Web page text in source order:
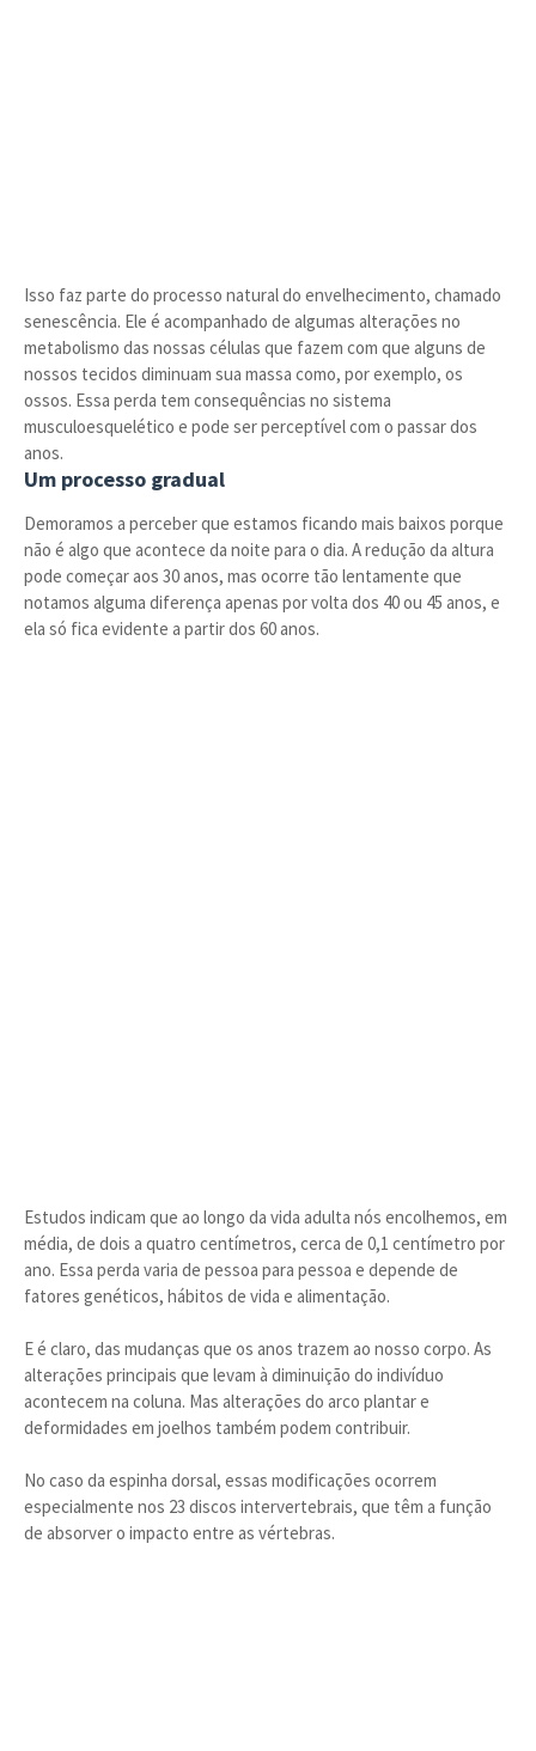
Isso faz parte do processo natural do envelhecimento, chamado
senescência. Ele é acompanhado de algumas alterações no
metabolismo das nossas células que fazem com que alguns de
nossos tecidos diminuam sua massa como, por exemplo, os
ossos. Essa perda tem consequências no sistema
musculoesquelético e pode ser perceptível com o passar dos
anos.
Um processo gradual
Demoramos a perceber que estamos ficando mais baixos porque
não é algo que acontece da noite para o dia. A redução da altura
pode começar aos 30 anos, mas ocorre tão lentamente que
notamos alguma diferença apenas por volta dos 40 ou 45 anos, e
ela só fica evidente a partir dos 60 anos.
Estudos indicam que ao longo da vida adulta nós encolhemos, em
média, de dois a quatro centímetros, cerca de 0,1 centímetro por
ano. Essa perda varia de pessoa para pessoa e depende de
fatores genéticos, hábitos de vida e alimentação.
E é claro, das mudanças que os anos trazem ao nosso corpo. As
alterações principais que levam à diminuição do indivíduo
acontecem na coluna. Mas alterações do arco plantar e
deformidades em joelhos também podem contribuir.
No caso da espinha dorsal, essas modificações ocorrem
especialmente nos 23 discos intervertebrais, que têm a função
de absorver o impacto entre as vértebras.